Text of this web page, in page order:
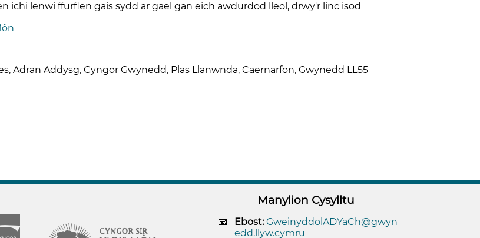
ichi lenwi ffurflen gais sydd ar gael gan eich awdurdod lleol, drwy'r linc isod
Adran Addysg, Cyngor Gwynedd, Plas Llanwnda, Caernarfon, Gwynedd LL55
Manylion Cysylltu
Ebost: GweinyddolADYaCh@gwyn
edd.llyw.cymru